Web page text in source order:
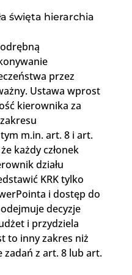
święta hierarchia
przez
Ustawa wprost
kierownika za
m.in. art. 8 i art.
każdy członek
działu
KRK tylko
i dostęp do
decyzje
i przydziela
to inny zakres niż
z art. 8 lub art.